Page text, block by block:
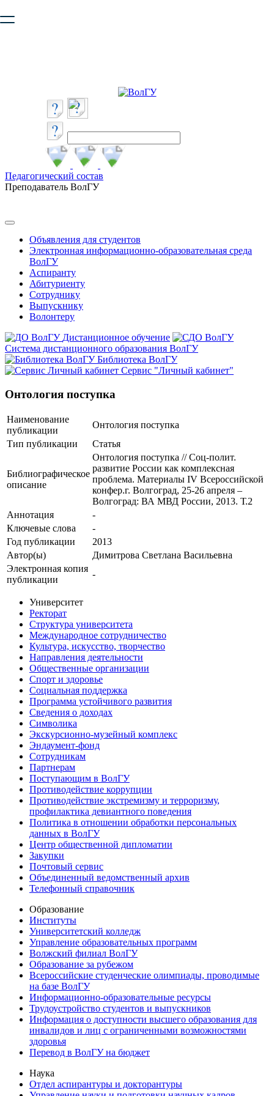
безопасную работу с сайтом. Пожалуйста
Педагогический состав
Преподаватель ВолГУ
Объявления для студентов
Электронная информационно-образовательная среда
ВолГУ
Аспиранту
Абитуриенту
Сотруднику
Выпускнику
Волонтеру
Дистанционное обучение
Система дистанционного образования ВолГУ
Библиотека ВолГУ
Сервис "Личный кабинет"
Онтология поступка
Наименование
публикации
Онтология поступка
Тип публикации
Статья
Библиографическое
описание
Онтология поступка // Соц-полит.
развитие России как комплексная
проблема. Материалы IV Всероссийской
конфер.г. Волгоград, 25-26 апреля –
Волгоград: ВА МВД России, 2013. Т.2
Аннотация
-
Ключевые cлова
-
Год публикации
2013
Автор(ы)
Димитрова Светлана Васильевна
Электронная копия
публикации
-
Университет
Ректорат
Структура университета
Международное сотрудничество
Культура, искусство, творчество
Направления деятельности
Общественные организации
Спорт и здоровье
Социальная поддержка
Программа устойчивого развития
Сведения о доходах
Символика
Экскурсионно-музейный комплекс
Эндаумент-фонд
Сотрудникам
Партнерам
Поступающим в ВолГУ
Противодействие коррупции
Противодействие экстремизму и терроризму,
профилактика девиантного поведения
Политика в отношении обработки персональных
данных в ВолГУ
Центр общественной дипломатии
Закупки
Почтовый сервис
Объединенный ведомственный архив
Телефонный справочник
Образование
Институты
Университетский колледж
Управление образовательных программ
Волжский филиал ВолГУ
Образование за рубежом
Всероссийские студенческие олимпиады, проводимые
на базе ВолГУ
Информационно-образовательные ресурсы
Трудоустройство студентов и выпускников
Информация о доступности высшего образования для
инвалидов и лиц с ограниченными возможностями
здоровья
Перевод в ВолГУ на бюджет
Наука
Отдел аспирантуры и докторантуры